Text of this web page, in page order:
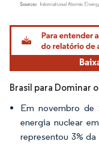
Imagem © Mordor
Brasil para Dominar
Em novembro de
energia nuclear
representou 3%